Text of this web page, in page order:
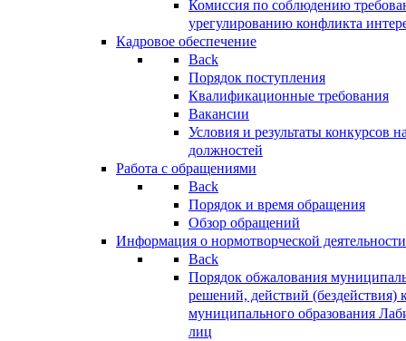
Комиссия по соблюдению
урегулированию конфликта
Кадровое обеспечение
Back
Порядок поступления
Квалификационные требования
Вакансии
Условия и результаты конкурсов
должностей
Работа с обращениями
Back
Порядок и время обращения
Обзор обращений
Информация о нормотворческой деятельности
Back
Порядок обжалования
решений, действий (бездействия)
муниципального образования
лиц